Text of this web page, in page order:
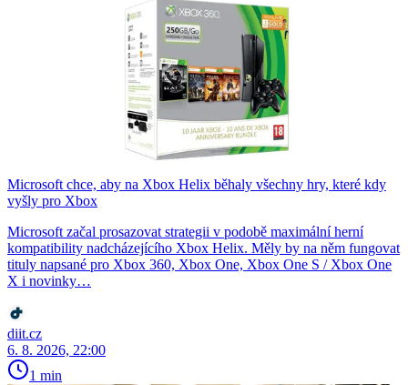
Microsoft chce, aby na Xbox Helix běhaly všechny hry, které kdy
vyšly pro Xbox
Microsoft začal prosazovat strategii v podobě maximální herní
kompatibility nadcházejícího Xbox Helix. Měly by na něm fungovat
tituly napsané pro Xbox 360, Xbox One, Xbox One S / Xbox One
X i novinky…
diit.cz
6. 8. 2026, 22:00
1 min